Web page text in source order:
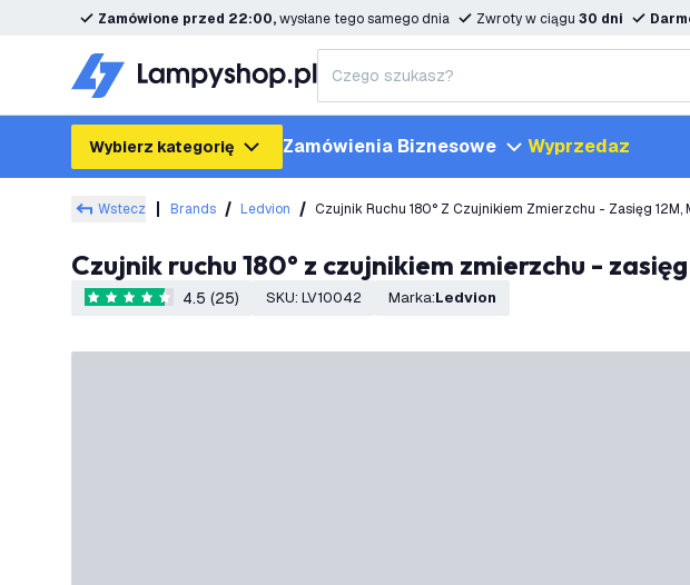
Zamówione przed 22:00,wysłane tego samego dnia Zwroty w ciągu 30 dni
Wybierz kategorię Zamówienia Biznesowe Wyprzedaz
Wstecz Brands Ledvion Czujnik Ruchu 180° Z Czujnikiem Zmierzchu - Zasięg 12M,
Czujnik ruchu 180° z czujnikiem zmierzchu -
4.5 Gwiazdki oceny
4.5 (25) SKU: LV10042 Marka: Ledvion